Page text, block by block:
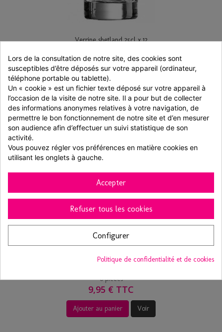
Verrine shetland 25cl x 12
12 pièces
30,55 € TTC
Ajouter au panier Voir
6 pièces
9,95 € TTC
Ajouter au panier Voir
Lors de la consultation de notre site, des cookies sont
susceptibles d’être déposés sur votre appareil (ordinateur,
téléphone portable ou tablette).
Un « cookie » est un fichier texte déposé sur votre appareil à
l’occasion de la visite de notre site. Il a pour but de collecter
des informations anonymes relatives à votre navigation, de
permettre le bon fonctionnement de notre site et d’en mesurer
son audience afin d’effectuer un suivi statistique de son
activité.
Vous pouvez régler vos préférences en matière cookies en
utilisant les onglets à gauche.
Accepter
Refuser tous les cookies
Configurer
Politique de confidentialité et de cookies